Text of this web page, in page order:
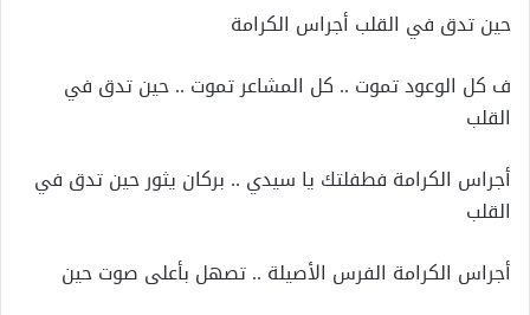
حين تدق في القلب أجراس الكرامة
ف كل الوعود تموت .. كل المشاعر تموت .. حين تدق في
القلب
أجراس الكرامة فطفلتك يا سيدي .. بركان يثور حين تدق في
القلب
أجراس الكرامة الفرس الأصيلة .. تصهل بأعلى صوت حين